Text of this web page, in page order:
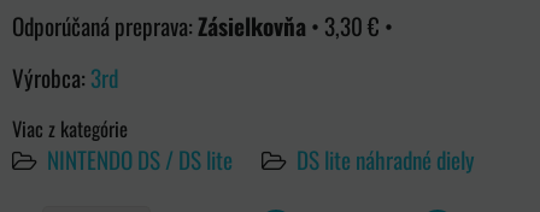
Zásielkovňa • 3,30 € •
Výrobca: 3rd
Viac z kategórie
NINTENDO DS / DS lite DS lite náhradné diely